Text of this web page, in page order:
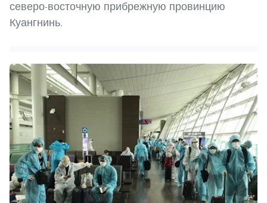
северо-восточную прибрежную провинцию
Куангнинь.